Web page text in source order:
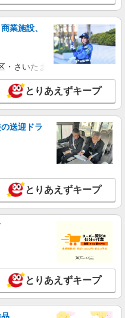
゜+゜・。○。・゜+゜
詳細を見る
種に詳しくなれる携帯販
円（経験・能力による） ※
別途支給（規定あり） ゜
・。○。・゜+゜ 入社祝い金10
゜+゜・。○。・゜+゜
softbankショップ
詳細を見る
帯販売スタッフ
※残業代支給 ★交通費別途支給
支給(規定有) ★月2回払
規程有）★ ゜・。○。・゜
softbankショップ
業施設、
・さいたま市岩槻区・久喜市・
とりあえずキープ
送迎ドラ
とりあえずキープ
とりあえずキープ